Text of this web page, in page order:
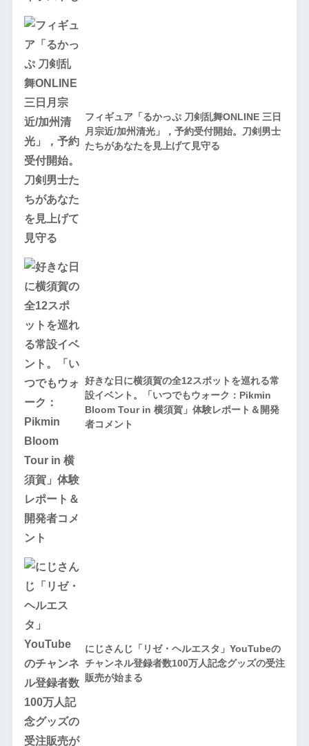
フィギュア「るかっぷ 刀剣乱舞ONLINE 三日
月宗近/加州清光」，予約受付開始。刀剣男士
たちがあなたを見上げて見守る
好きな日に横須賀の全12スポットを巡れる常
設イベント。「いつでもウォーク：Pikmin
Bloom Tour in 横須賀」体験レポート＆開発
者コメント
にじさんじ「リゼ・ヘルエスタ」YouTubeの
チャンネル登録者数100万人記念グッズの受注
販売が始まる